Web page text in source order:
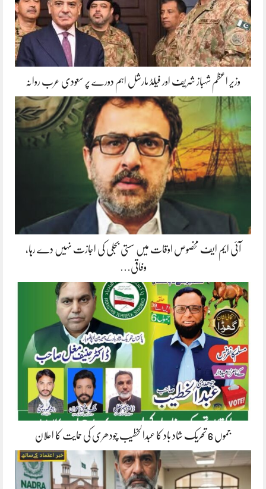
وزیر اعظم شہباز شریف اور فیلڈ مارشل اہم دورے پر سعودی عرب روانہ
آئی ایم ایف مخصوص اوقات میں سستی بجلی کی اجازت نہیں دے رہا،
وفاقی…
جموں 6 تحریک شاد باد کا عبدالخطیب چودھری کی حمایت کا اعلان